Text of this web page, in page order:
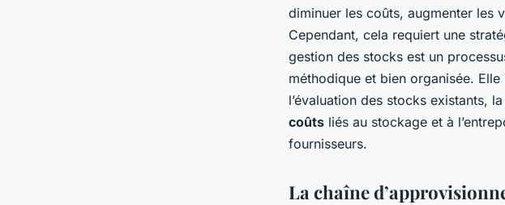
diminuer les coûts, augmenter les
Cependant, cela requiert une
gestion des stocks est un
méthodique et bien organisée.
l’évaluation des stocks existants,
coûts liés au stockage et à
fournisseurs.
La chaîne